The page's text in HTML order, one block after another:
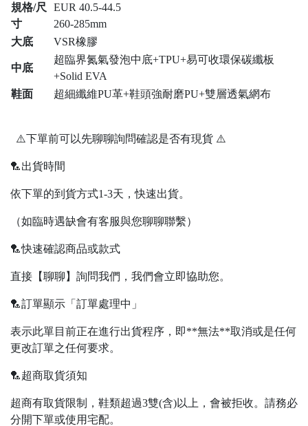
規格/尺
寸
EUR 40.5-44.5
260-285mm
大底
VSR橡膠
中底
超臨界氮氣發泡中底+TPU+易可收環保碳纖板
+Solid EVA
鞋面
超細纖維PU革+鞋頭強耐磨PU+雙層透氣網布
⚠️下單前可以先聊聊詢問確認是否有現貨 ⚠️
🏸出貨時間
依下單的到貨方式1-3天，快速出貨。
（如臨時遇缺會有客服與您聊聊聯繫）
🏸快速確認商品或款式
直接【聊聊】詢問我們，我們會立即協助您。
🏸訂單顯示「訂單處理中」
表示此單目前正在進行出貨程序，即**無法**取消或是任何
更改訂單之任何要求。
🏸超商取貨須知
超商有取貨限制，鞋類超過3雙(含)以上，會被拒收。請務必
分開下單或使用宅配。